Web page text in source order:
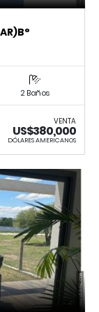
2 Baños
VENTA
US$380,000
DÓLARES AMERICANOS